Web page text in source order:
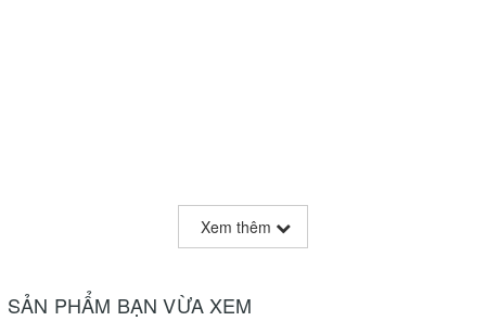
Xem thêm
SẢN PHẨM BẠN VỪA XEM